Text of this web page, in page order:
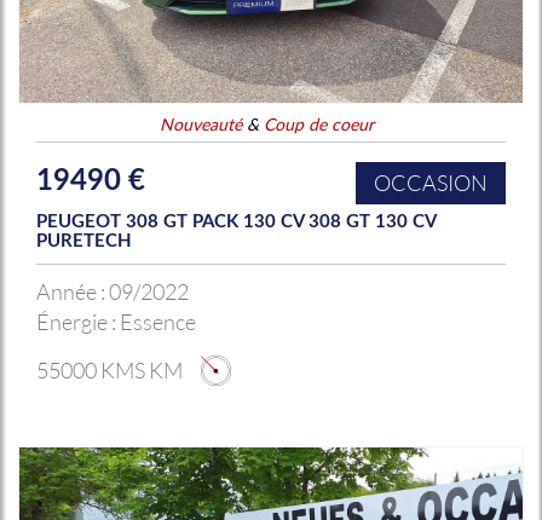
Nouveauté& Coup de coeur
19490 € OCCASION
PEUGEOT 308 GT PACK 130 CV 308 GT 130 CV
PURETECH
Année :09/2022
Énergie : Essence
55000 KMS KM